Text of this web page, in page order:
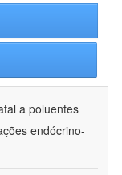
a poluentes
endócrino-